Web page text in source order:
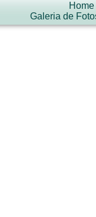
Home
Galeria de